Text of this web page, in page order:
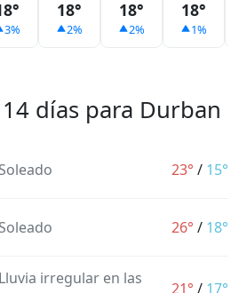
3%
18°
2%
18°
2%
18°
1%
días para Durban
Soleado 23° / 15°
Soleado 26° / 18°
Lluvia irregular en las
21° / 17°